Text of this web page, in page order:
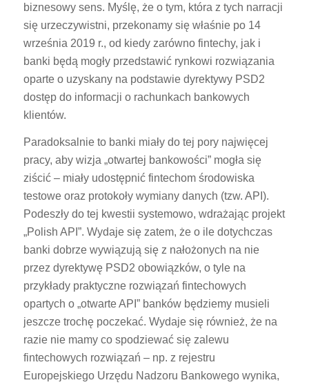
biznesowy sens. Myślę, że o tym, która z tych narracji
się urzeczywistni, przekonamy się właśnie po 14
września 2019 r., od kiedy zarówno fintechy, jak i
banki będą mogły przedstawić rynkowi rozwiązania
oparte o uzyskany na podstawie dyrektywy PSD2
dostęp do informacji o rachunkach bankowych
klientów.
Paradoksalnie to banki miały do tej pory najwięcej
pracy, aby wizja „otwartej bankowości” mogła się
ziścić – miały udostępnić fintechom środowiska
testowe oraz protokoły wymiany danych (tzw. API).
Podeszły do tej kwestii systemowo, wdrażając projekt
„Polish API”. Wydaje się zatem, że o ile dotychczas
banki dobrze wywiązują się z nałożonych na nie
przez dyrektywę PSD2 obowiązków, o tyle na
przykłady praktyczne rozwiązań fintechowych
opartych o „otwarte API” banków będziemy musieli
jeszcze trochę poczekać. Wydaje się również, że na
razie nie mamy co spodziewać się zalewu
fintechowych rozwiązań – np. z rejestru
Europejskiego Urzędu Nadzoru Bankowego wynika,